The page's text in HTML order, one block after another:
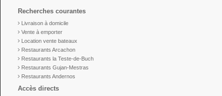
Recherches courantes
Livraison à domicile
Vente à emporter
Location vente bateaux
Restaurants Arcachon
Restaurants la Teste-de-Buch
Restaurants Gujan-Mestras
Restaurants Andernos
Accès directs